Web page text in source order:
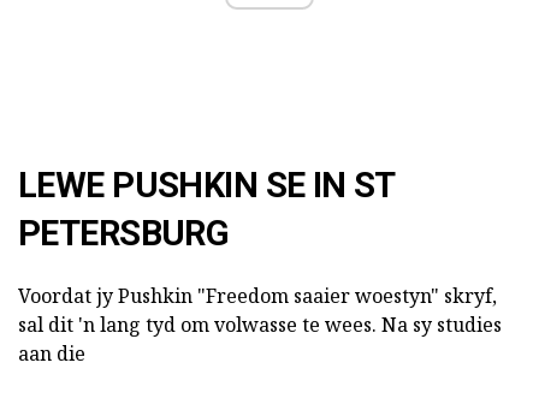
LEWE PUSHKIN SE IN ST
PETERSBURG
Voordat jy Pushkin "Freedom saaier woestyn" skryf,
sal dit 'n lang tyd om volwasse te wees. Na sy studies
aan die